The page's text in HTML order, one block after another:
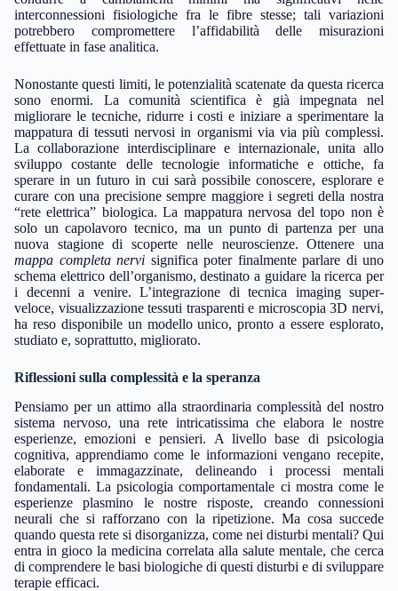
interconnessioni fisiologiche fra le fibre stesse; tali variazioni
potrebbero compromettere l’affidabilità delle misurazioni
effettuate in fase analitica.
Nonostante questi limiti, le potenzialità scatenate da questa ricerca
sono enormi. La comunità scientifica è già impegnata nel
migliorare le tecniche, ridurre i costi e iniziare a sperimentare la
mappatura di tessuti nervosi in organismi via via più complessi.
La collaborazione interdisciplinare e internazionale, unita allo
sviluppo costante delle tecnologie informatiche e ottiche, fa
sperare in un futuro in cui sarà possibile conoscere, esplorare e
curare con una precisione sempre maggiore i segreti della nostra
“rete elettrica” biologica. La mappatura nervosa del topo non è
solo un capolavoro tecnico, ma un punto di partenza per una
nuova stagione di scoperte nelle neuroscienze. Ottenere una
mappa completa nervi significa poter finalmente parlare di uno
schema elettrico dell’organismo, destinato a guidare la ricerca per
i decenni a venire. L’integrazione di tecnica imaging super-
veloce, visualizzazione tessuti trasparenti e microscopia 3D nervi,
ha reso disponibile un modello unico, pronto a essere esplorato,
studiato e, soprattutto, migliorato.
Riflessioni sulla complessità e la speranza
Pensiamo per un attimo alla straordinaria complessità del nostro
sistema nervoso, una rete intricatissima che elabora le nostre
esperienze, emozioni e pensieri. A livello base di psicologia
cognitiva, apprendiamo come le informazioni vengano recepite,
elaborate e immagazzinate, delineando i processi mentali
fondamentali. La psicologia comportamentale ci mostra come le
esperienze plasmino le nostre risposte, creando connessioni
neurali che si rafforzano con la ripetizione. Ma cosa succede
quando questa rete si disorganizza, come nei disturbi mentali? Qui
entra in gioco la medicina correlata alla salute mentale, che cerca
di comprendere le basi biologiche di questi disturbi e di sviluppare
terapie efficaci.